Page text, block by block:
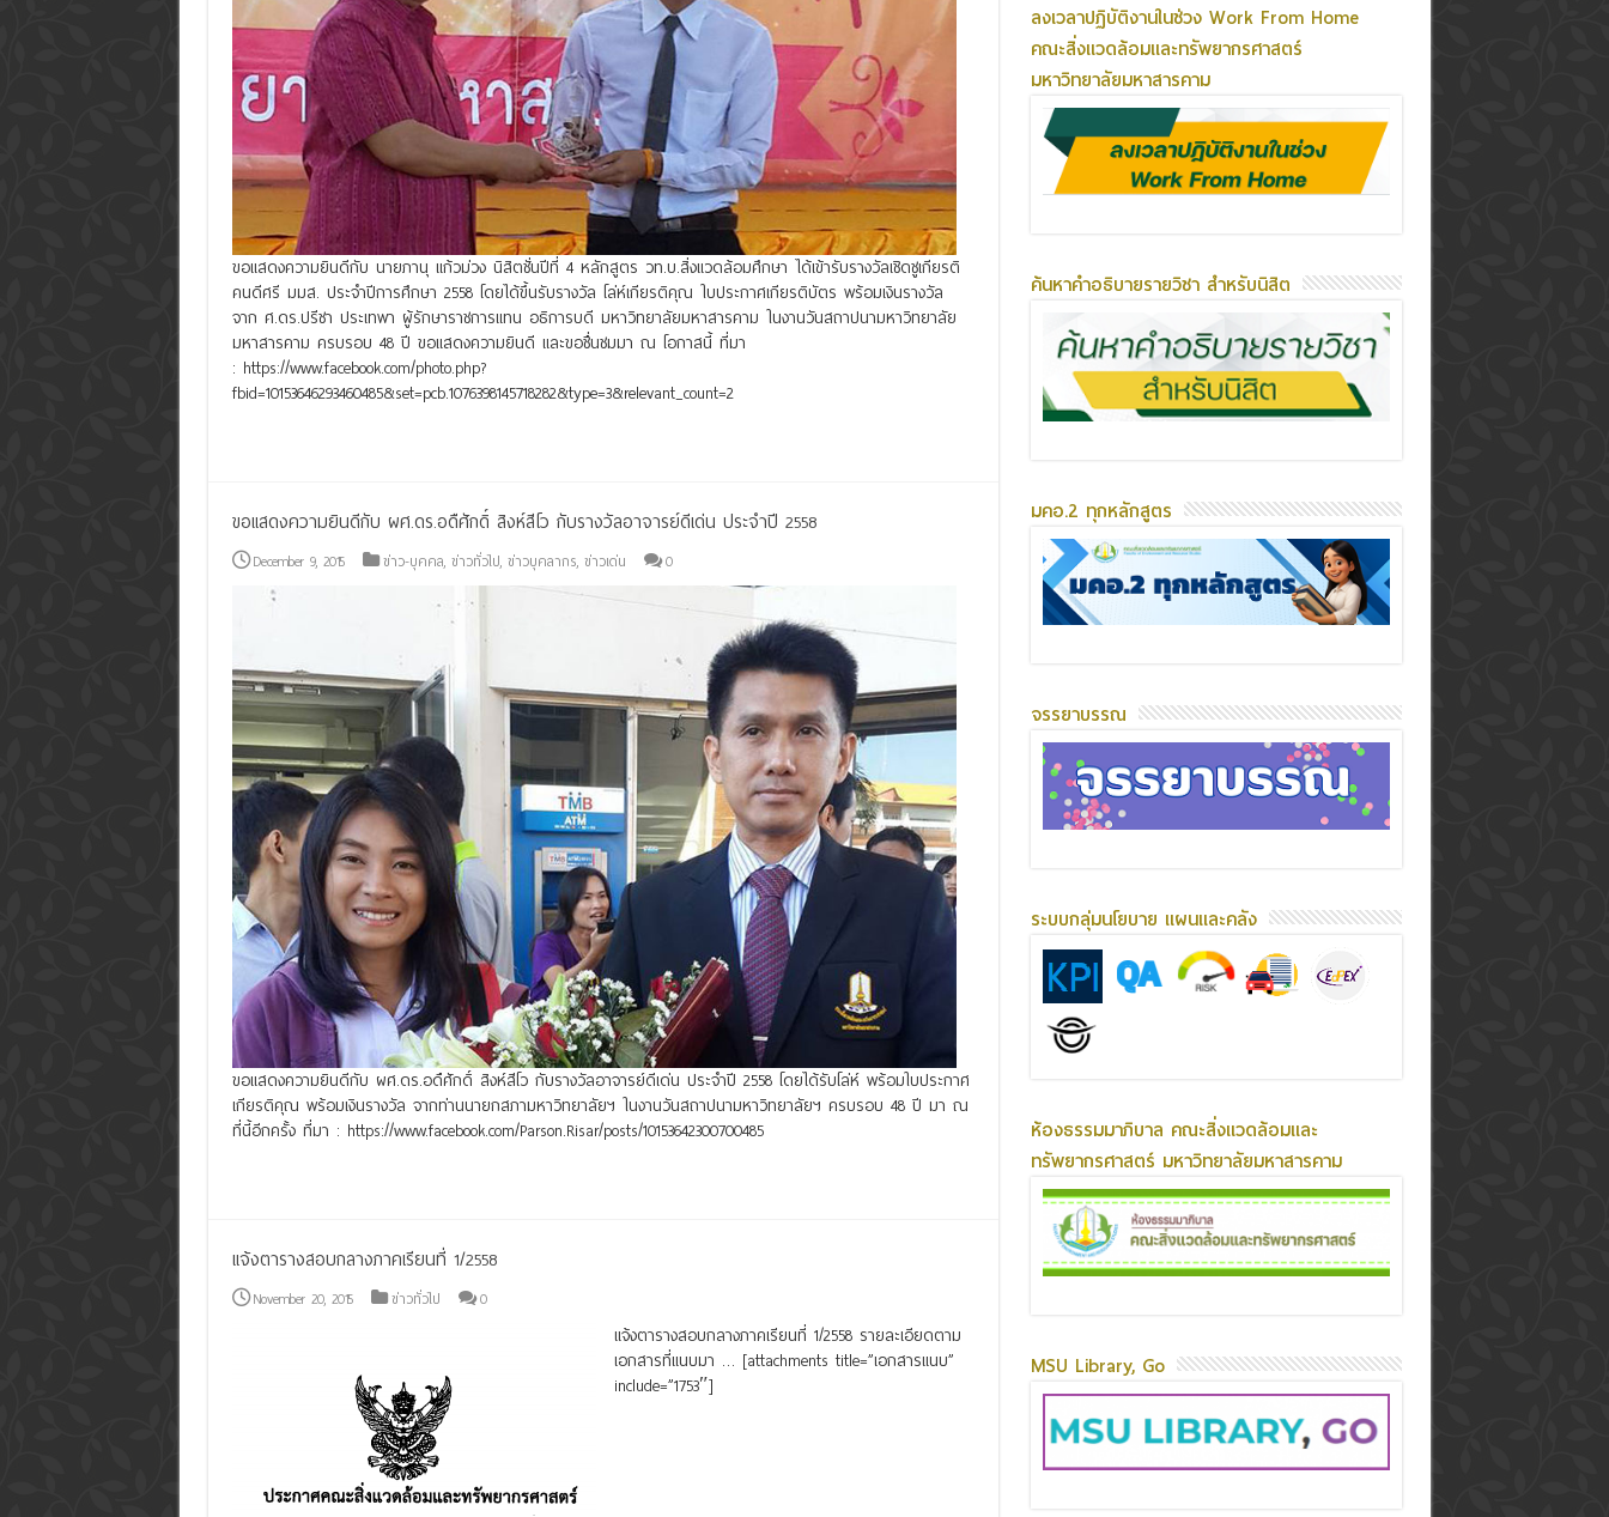
ขอแสดงความยินดีกับ นายภานุ แก้วม่วง นิสิตชั่นปีที่ 4 หลักสูตร วท.บ.สิ่งแวดล้อมศึกษา ได้เข้ารับรางวัลเชิดชูเกียรติ
คนดีศรี มมส. ประจำปีการศึกษา 2558 โดยได้ขึ้นรับรางวัล โล่ห์เกียรติคุณ ใบประกาศเกียรติบัตร พร้อมเงินรางวัล
จาก ศ.ดร.ปรีชา ประเทพา ผู้รักษาราชการแทน อธิการบดี มหาวิทยาลัยมหาสารคาม ในงานวันสถาปนามหาวิทยาลัย
มหาสารคาม ครบรอบ 48 ปี ขอแสดงความยินดี และขอชื่นชมมา ณ โอกาสนี้ ที่มา
: https://www.facebook.com/photo.php?
fbid=10153646293460485&set=pcb.1076398145718282&type=3&relevant_count=2
ขอแสดงความยินดีกับ ผศ.ดร.อดืศักดิ์ สิงห์สีโว กับรางวัลอาจารย์ดีเด่น ประจำปี 2558
December 9, 2015 ข่าว-บุคคล, ข่าวทั่วไป, ข่าวบุคลากร, ข่าวเด่น 0
ขอแสดงความยินดีกับ ผศ.ดร.อดืศักดิ์ สิงห์สีโว กับรางวัลอาจารย์ดีเด่น ประจำปี 2558 โดยได้รับโล่ห์ พร้อมใบประกาศ
เกียรติคุณ พร้อมเงินรางวัล จากท่านนายกสภามหาวิทยาลัยฯ ในงานวันสถาปนามหาวิทยาลัยฯ ครบรอบ 48 ปี มา ณ
ที่นี้อีกครั้ง ที่มา : https://www.facebook.com/Parson.Risar/posts/10153642300700485
แจ้งตารางสอบกลางภาคเรียนที่ 1/2558
November 20, 2015 ข่าวทั่วไป 0
แจ้งตารางสอบกลางภาคเรียนที่ 1/2558 รายละเอียดตาม
เอกสารที่แนบมา … [attachments title=”เอกสารแนบ”
include=”1753″]
ลงเวลาปฏิบัติงานในช่วง Work From Home
คณะสิ่งแวดล้อมและทรัพยากรศาสตร์
มหาวิทยาลัยมหาสารคาม
ค้นหาคำอธิบายรายวิชา สำหรับนิสิต
มคอ.2 ทุกหลักสูตร
จรรยาบรรณ
ระบบกลุ่มนโยบาย แผนและคลัง
ห้องธรรมมาภิบาล คณะสิ่งแวดล้อมและ
ทรัพยากรศาสตร์ มหาวิทยาลัยมหาสารคาม
MSU Library, Go